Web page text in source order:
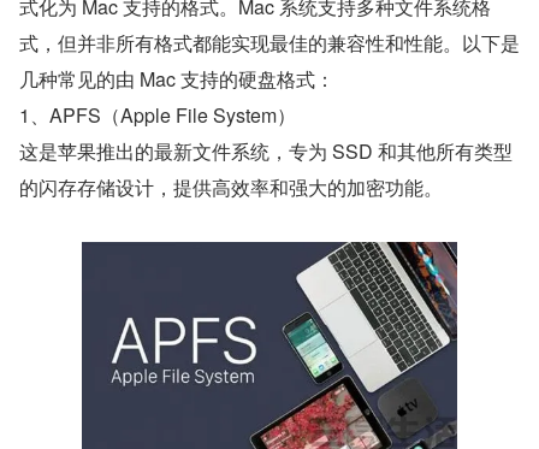
式化为 Mac 支持的格式。Mac 系统支持多种文件系统格
式，但并非所有格式都能实现最佳的兼容性和性能。以下是
几种常见的由 Mac 支持的硬盘格式：
1、APFS（Apple File System）
这是苹果推出的最新文件系统，专为 SSD 和其他所有类型
的闪存存储设计，提供高效率和强大的加密功能。